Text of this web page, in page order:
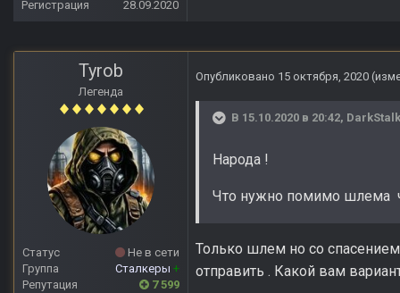
Регистрация
28.09.2020
Tyrob
Легенда
Статус
Не в сети
Группа
Сталкеры +
Репутация
7 599
Опубликовано 15 октября, 2020
В 15.10.2020 в 20:42,
Народа !
Что нужно помимо шлема
Только шлем но со
отправить . Какой вам